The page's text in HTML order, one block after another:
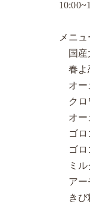
メニュ
国産
春よ
オー
クロ
オー
ゴロ
ゴロ
ミル
アー
きび